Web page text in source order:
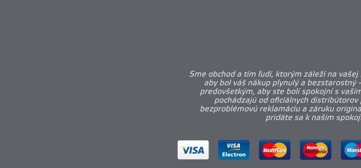
Sme obchod a tím ľudí, ktorým záleží na
aby bol váš nákup plynulý a bezstarostný
predovšetkým, aby ste boli spokojní s
pochádzajú od oficiálnych distribútorov
bezproblémovú reklamáciu a záruku
pridáte sa k našim